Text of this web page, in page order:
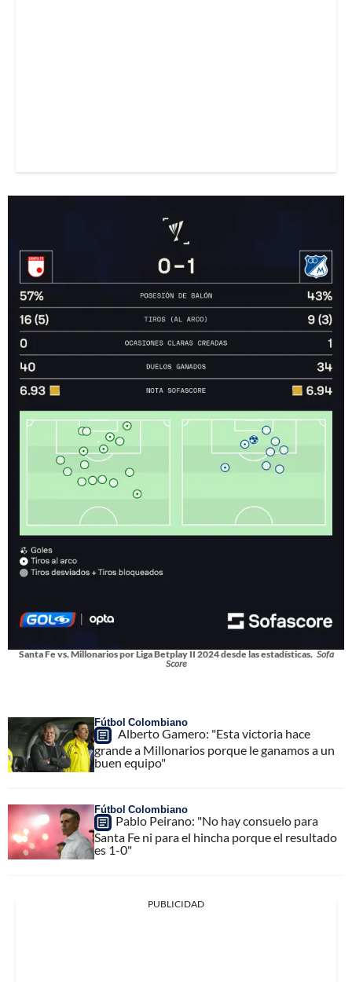
Santa Fe vs. Millonarios por Liga Betplay II 2024 desde las estadísticas. Sofa
Score
Fútbol Colombiano
Alberto Gamero: "Esta victoria hace
grande a Millonarios porque le ganamos a un
buen equipo"
Fútbol Colombiano
Pablo Peirano: "No hay consuelo para
Santa Fe ni para el hincha porque el resultado
es 1-0"
PUBLICIDAD